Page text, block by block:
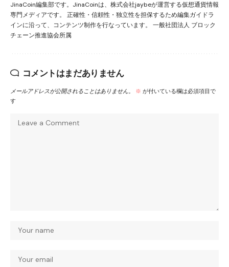
JinaCoin編集部です。JinaCoinは、株式会社jaybeが運営する仮想通貨情報
専門メディアです。 正確性・信頼性・独立性を担保するため編集ガイドラ
インに沿って、コンテンツ制作を行なっています。 一般社団法人 ブロック
チェーン推進協会所属
コメントはまだありません
メールアドレスが公開されることはありません。 ※ が付いている欄は必須項目で
す